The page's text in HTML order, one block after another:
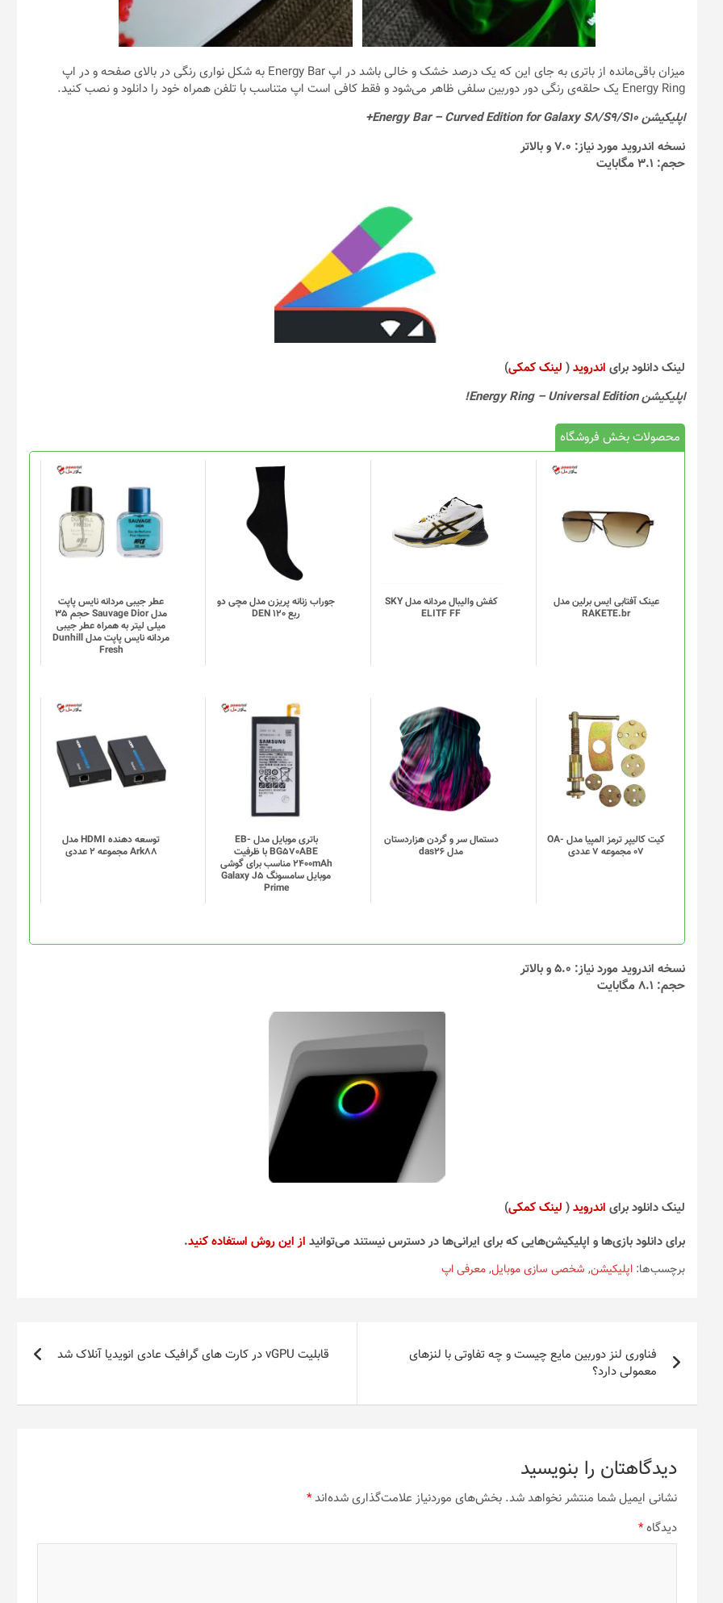
میزان باقی‌مانده از باتری به جای این که یک درصد خشک و خالی باشد در اپ Energy Bar به شکل نواری رنگی در بالای صفحه و در اپ
Energy Ring یک حلقه‌ی رنگی دور دوربین سلفی ظاهر می‌شود و فقط کافی است اپ متناسب با تلفن همراه خود را دانلود و نصب کنید.
اپلیکیشن Energy Bar – Curved Edition for Galaxy S8/S9/S10+
نسخه اندروید مورد نیاز: 7.0 و بالاتر
حجم: 3.1 مگابایت
لینک دانلود برای اندروید( لینک کمکی)
اپلیکیشن Energy Ring – Universal Edition!
محصولات بخش فروشگاه
عینک آفتابی ایس برلین مدل
RAKETE.br
کفش والیبال مردانه مدل SKY
ELITF FF
دارای
انواع
مختلفی
گزینه
ها
محصول
انتخاب
شوند
جوراب زنانه پریزن مدل مچی دو
ربع DEN 120
این
محصول
دارای
انواع
مختلفی
می
گزینه
ها
محصول
انتخاب
شوند
عطر جیبی مردانه نایس پاپت
مدل Sauvage Dior حجم 35
میلی لیتر به همراه عطر جیبی
مردانه نایس پاپت مدل Dunhill
Fresh
کیت کالیپر ترمز المپیا مدل OA-
07 مجموعه 7 عددی
دستمال سر و گردن هزاردستان
مدل das26
این
محصول
دارای
انواع
مختلفی
می
گزینه
ها
محصول
باتری موبایل مدل EB-
BG570ABE با ظرفیت
2400mAh مناسب برای گوشی
موبایل سامسونگ Galaxy J5
Prime
توسعه دهنده HDMI مدل
Ark88 مجموعه 2 عددی
نسخه اندروید مورد نیاز: 5.0 و بالاتر
حجم: 8.1 مگابایت
لینک دانلود برای اندروید( لینک کمکی)
برای دانلود بازی‌ها و اپلیکیشن‌هایی که برای ایرانی‌ها در دسترس نیستند می‌توانید از این روش استفاده کنید.
برچسب‌ها: اپلیکیشن, شخصی سازی موبایل,معرفی اپ
راهبری
نوشتهفناوری لنز دوربین مایع چیست و چه تفاوتی با لنزهای
معمولی دارد؟
قابلیت vGPU در کارت های گرافیک عادی انویدیا آنلاک شد
دیدگاهتان را بنویسید
نشانی ایمیل شما منتشر نخواهد شد. بخش‌های موردنیاز علامت‌گذاری شده‌اند*
دیدگاه*